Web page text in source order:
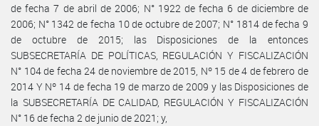
de fecha 7 de abril de 2006; N° 1922 de fecha 6 de diciembre de
2006; N° 1342 de fecha 10 de octubre de 2007; N° 1814 de fecha 9
de octubre de 2015; las Disposiciones de la entonces
SUBSECRETARÍA DE POLÍTICAS, REGULACIÓN Y FISCALIZACIÓN
N° 104 de fecha 24 de noviembre de 2015, Nº 15 de 4 de febrero de
2014 Y Nº 14 de fecha 19 de marzo de 2009 y las Disposiciones de
la SUBSECRETARÍA DE CALIDAD, REGULACIÓN Y FISCALIZACIÓN
N° 16 de fecha 2 de junio de 2021; y,